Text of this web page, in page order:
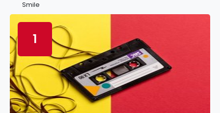
Smile
1